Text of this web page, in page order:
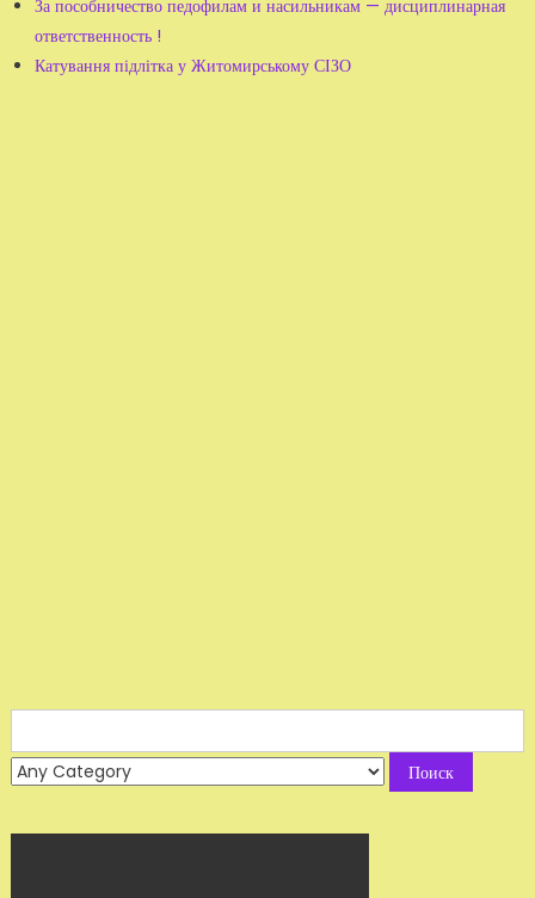
За пособничество педофилам и насильникам — дисциплинарная
ответственность !
Катування підлітка у Житомирському СІЗО
for: